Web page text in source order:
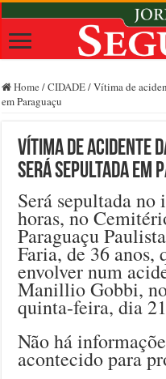
Home /CIDADE/Vítima de
em Paraguaçu
Vítima de acidente
será sepultada em
Será sepultada
horas, no
Paraguaçu
Faria, de 36 anos,
envolver num
Manillio Gobbi,
quinta-feira, dia
Não há
acontecido para